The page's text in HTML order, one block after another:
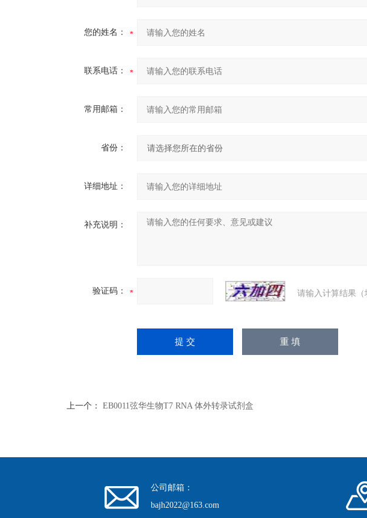
您的姓名：
联系电话：
常用邮箱：
省份：
详细地址：
补充说明：
验证码： 请输入计算结果
上一个： EB0011弦华生物T7 RNA 体外转录试剂盒
公司邮箱：
bajh2022@163.com